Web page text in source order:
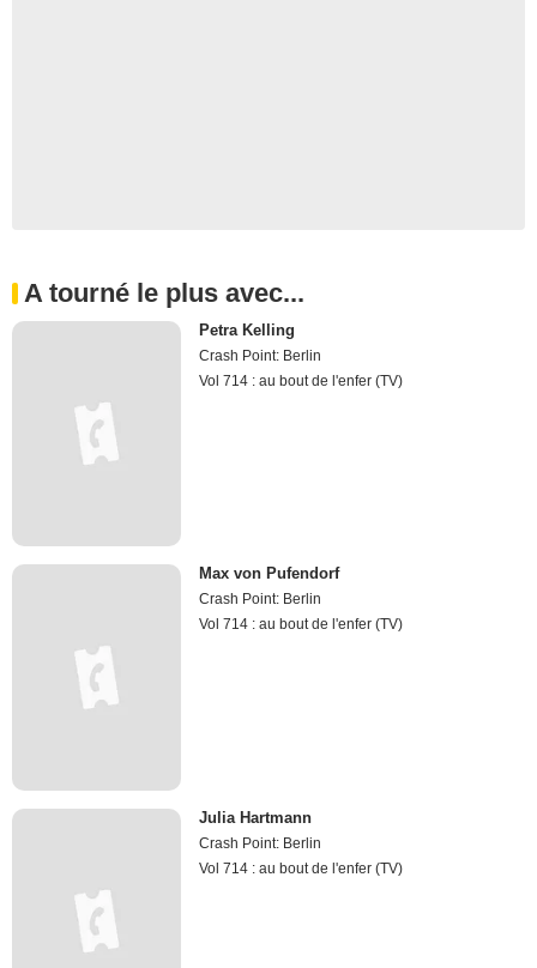
A tourné le plus avec...
Petra Kelling
Crash Point: Berlin
Vol 714 : au bout de l'enfer (TV)
Max von Pufendorf
Crash Point: Berlin
Vol 714 : au bout de l'enfer (TV)
Julia Hartmann
Crash Point: Berlin
Vol 714 : au bout de l'enfer (TV)